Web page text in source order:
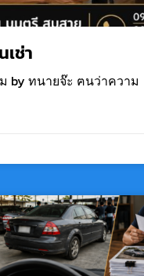
ช่า
by ทนายจ๊ะ ฅนว่าความ